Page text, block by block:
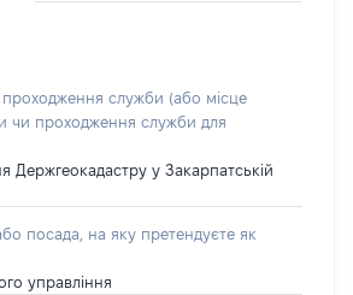
служби (або місце
чи проходження служби для
Держгеокадастру у Закарпатській
посада, на яку претендуєте як
управління